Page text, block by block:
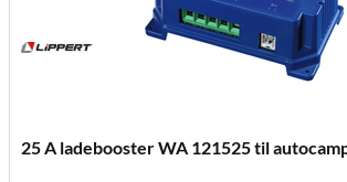
25 A ladebooster WA 121525 til